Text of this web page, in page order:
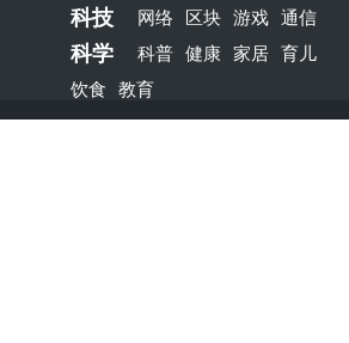
科技 网络 区块 游戏 通信
科学 科普 健康 家居 育儿
饮食 教育